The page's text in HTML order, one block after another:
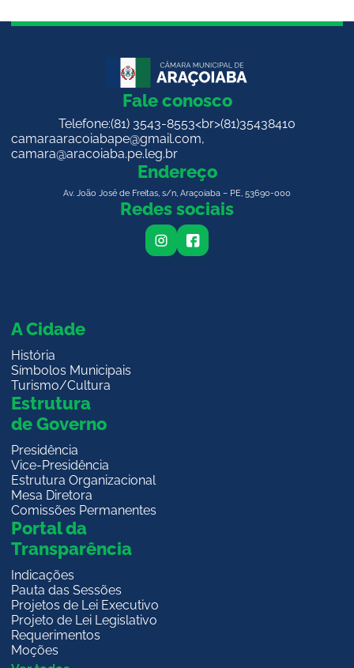
Fale conosco
Telefone:(81) 3543-8553<br>(81)35438410
camaraaracoiabape@gmail.com,
camara@aracoiaba.pe.leg.br
Endereço
Av. João José de Freitas, s/n, Araçoiaba – PE, 53690-000
Redes sociais
i
s
f
c
A Cidade
História
Símbolos Municipais
Turismo/Cultura
Estrutura
de Governo
Presidência
Vice-Presidência
Estrutura Organizacional
Mesa Diretora
Comissões Permanentes
Portal da
Transparência
Indicações
Pauta das Sessões
Projetos de Lei Executivo
Projeto de Lei Legislativo
Requerimentos
Moções